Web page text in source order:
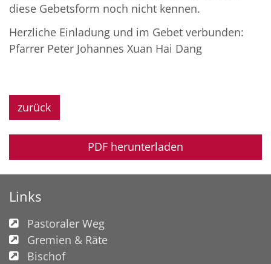
diese Gebetsform noch nicht kennen.
Herzliche Einladung und im Gebet verbunden:
Pfarrer Peter Johannes Xuan Hai Dang
zurück
PDF herunterladen
Links
Pastoraler Weg
Gremien & Räte
Bischof